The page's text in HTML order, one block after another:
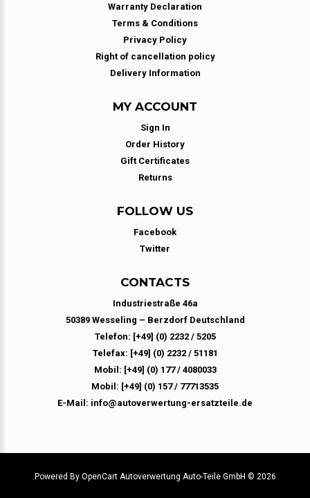
Warranty Declaration
Terms & Conditions
Privacy Policy
Right of cancellation policy
Delivery Information
MY ACCOUNT
Sign In
Order History
Gift Certificates
Returns
FOLLOW US
Facebook
Twitter
CONTACTS
Industriestraße 46a
50389 Wesseling – Berzdorf Deutschland
Telefon: [+49] (0) 2232 / 5205
Telefax: [+49] (0) 2232 / 51181
Mobil: [+49] (0) 177 / 4080033
Mobil: [+49] (0) 157 / 77713535
E-Mail: info@autoverwertung-ersatzteile.de
Powered By OpenCartAutoverwertung Auto-Teile GmbH © 2026